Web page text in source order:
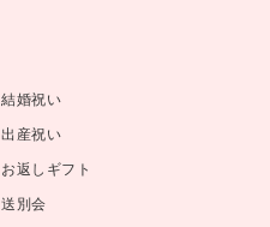
結婚祝い
出産祝い
お返しギフト
送別会